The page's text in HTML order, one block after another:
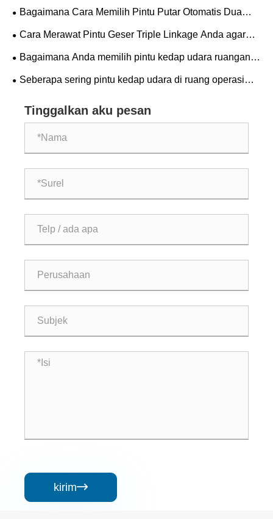
industri?
Bagaimana Cara Memilih Pintu Putar Otomatis Dua
Sayap yang Tepat untuk Gedung Anda?
Cara Merawat Pintu Geser Triple Linkage Anda agar
Panjang Umur
Bagaimana Anda memilih pintu kedap udara ruangan
bersih yang tepat untuk fasilitas Anda?
Seberapa sering pintu kedap udara di ruang operasi
Tinggalkan aku pesan
kirim